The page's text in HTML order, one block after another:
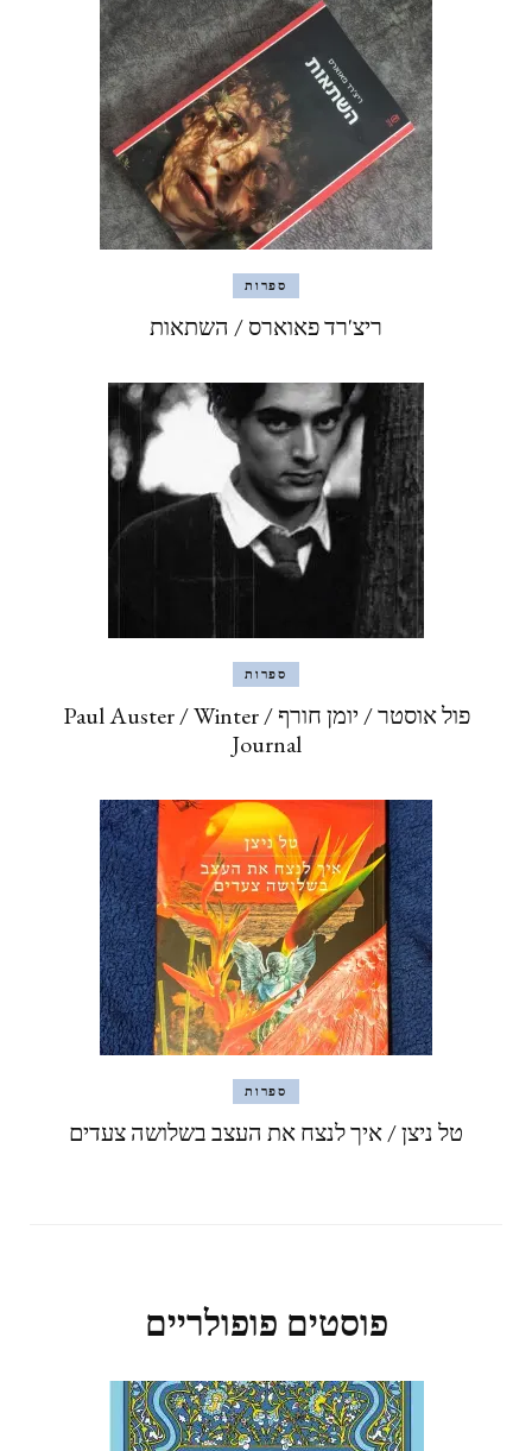
ספרות
ריצ'רד פאוארס / השתאות
ספרות
פול אוסטר / יומן חורף / Paul Auster / Winter
Journal
ספרות
טל ניצן / איך לנצח את העצב בשלושה צעדים
פוסטים פופולריים